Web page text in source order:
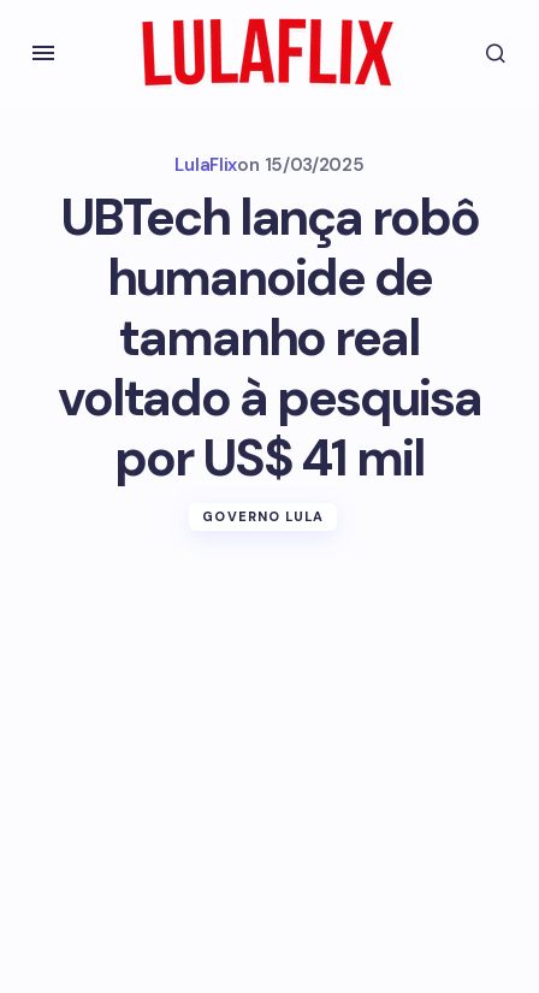
LulaFlixon 15/03/2025
UBTech lança robô
humanoide de
tamanho real
voltado à pesquisa
por US$ 41 mil
GOVERNO LULA